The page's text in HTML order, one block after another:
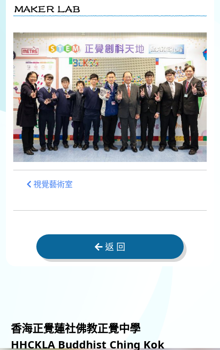
視覺藝術室
返 回
香海正覺蓮社佛教正覺中學
HHCKLA Buddhist Ching Kok